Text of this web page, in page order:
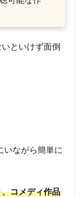
といけず面倒
いながら簡単に
コメディ作品